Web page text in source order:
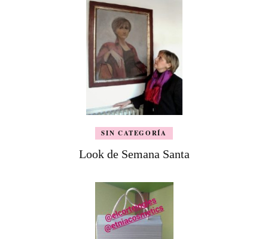
SIN CATEGORÍA
Look de Semana Santa